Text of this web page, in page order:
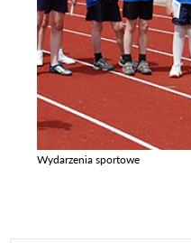
Wydarzenia sportowe